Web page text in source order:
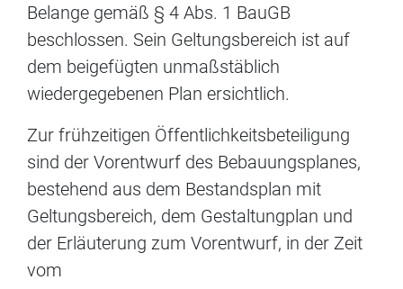
Belange gemäß § 4 Abs. 1 BauGB
beschlossen. Sein Geltungsbereich ist auf
dem beigefügten unmaßstäblich
wiedergegebenen Plan ersichtlich.
Zur frühzeitigen Öffentlichkeitsbeteiligung
sind der Vorentwurf des Bebauungsplanes,
bestehend aus dem Bestandsplan mit
Geltungsbereich, dem Gestaltungplan und
der Erläuterung zum Vorentwurf, in der Zeit
vom